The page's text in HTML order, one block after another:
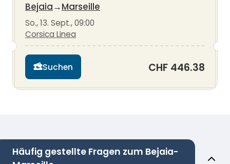
Bejaia→Marseille
So., 13. Sept., 09:00
Corsica Linea
Suchen CHF 446.38
Häufig gestellte Fragen zum Bejaia-